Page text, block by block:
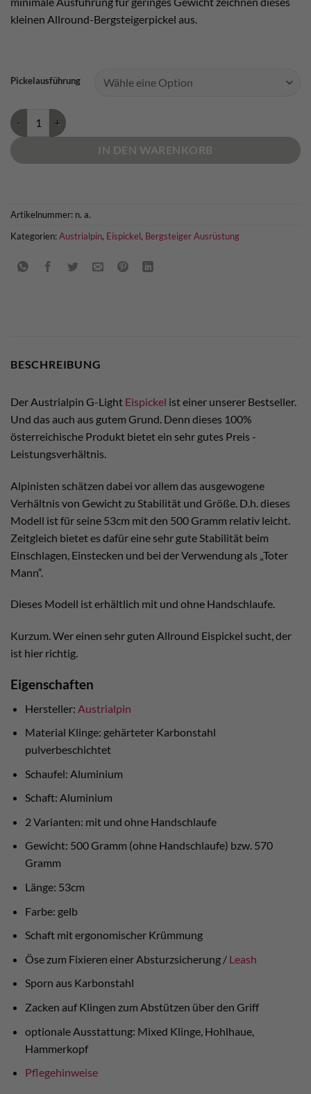
kleinen Allround-Bergsteigerpickel aus.
Pickelausführung
Austrialpin G-Light Eispickel Menge
IN DEN WARENKORB
Artikelnummer: n. a.
Kategorien:Austrialpin, Eispickel, Bergsteiger Ausrüstung
BESCHREIBUNG
Der Austrialpin G-Light Eispickel ist einer unserer Bestseller.
Und das auch aus gutem Grund. Denn dieses 100%
österreichische Produkt bietet ein sehr gutes Preis -
Leistungsverhältnis.
Alpinisten schätzen dabei vor allem das ausgewogene
Verhältnis von Gewicht zu Stabilität und Größe. D.h. dieses
Modell ist für seine 53cm mit den 500 Gramm relativ leicht.
Zeitgleich bietet es dafür eine sehr gute Stabilität beim
Einschlagen, Einstecken und bei der Verwendung als „Toter
Mann“.
Dieses Modell ist erhältlich mit und ohne Handschlaufe.
Kurzum. Wer einen sehr guten Allround Eispickel sucht, der
ist hier richtig.
Eigenschaften
Hersteller: Austrialpin
Material Klinge: gehärteter Karbonstahl
pulverbeschichtet
Schaufel: Aluminium
Schaft: Aluminium
2 Varianten: mit und ohne Handschlaufe
Gewicht: 500 Gramm (ohne Handschlaufe) bzw. 570
Gramm
Länge: 53cm
Farbe: gelb
Schaft mit ergonomischer Krümmung
Öse zum Fixieren einer Absturzsicherung / Leash
Sporn aus Karbonstahl
Zacken auf Klingen zum Abstützen über den Griff
optionale Ausstattung: Mixed Klinge, Hohlhaue,
Hammerkopf
Pflegehinweise